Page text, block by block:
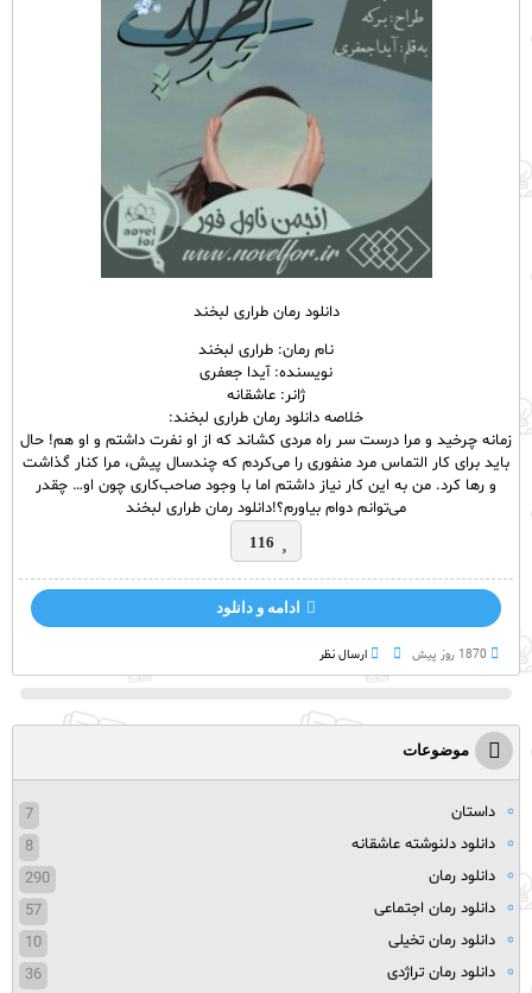
دانلود رمان طراری لبخند
نام رمان: طراری لبخند
نویسنده: آیدا جعفری
ژانر: عاشقانه
خلاصه دانلود رمان طراری لبخند:
زمانه چرخید و مرا درست سر راه مردی کشاند که از او نفرت داشتم و او هم! حال
باید برای کار التماس مرد منفوری را می‌کردم که چندسال پیش، مرا کنار گذاشت
و رها کرد. من به این کار نیاز داشتم اما با وجود صاحب‌کاری چون او… چقدر
می‌توانم دوام بیاورم؟!دانلود رمان طراری لبخند
116
ادامه و دانلود
1870 روز پيش ارسال نظر
موضوعات
داستان
7
دانلود دلنوشته عاشقانه
8
دانلود رمان
290
دانلود رمان اجتماعی
57
دانلود رمان تخیلی
10
دانلود رمان تراژدی
36